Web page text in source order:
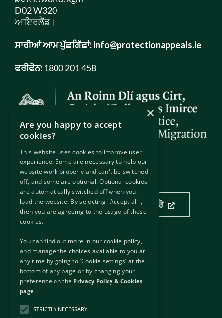
D02 W320
ਆਇਰਲੈਂਡ।
ਸਾਰੀਆਂ ਆਮ ਪੁੱਛਗਿੱਛਾਂ:info@protectionappeals.ie
ਫਰੀਫੋਨ: 1800 201 458
ਸਾਡਾ ਟਿਕਾਣਾ
ਸਾਡਾ ਟਿਕਾਣਾ ਦੇਖਣ ਲਈ ਏਥੇ ਕਲਿੱਕ ਕਰੋ
ਫਾਇਦੇਮੰਦ ਲਿੰਕ
ਬਾਹਰੀ ਲਿੰਕ
ਬੇਦਾਅਵਾ
ਪਰਦੇਦਾਰੀ ਨੀਤੀ ਅਤੇ ਕੂਕੀਜ਼
ਕਾਪੀਰਾਈਟ
×
Are you happy to accept
cookies?
This website uses cookies to improve user
experience. Some are necessary to help our
website work properly and can't be switched
off, and some are optional. Optional cookies
are automatically switched off when you
load the website. By selecting "Accept all",
then you are agreeing to the usage of these
cookies.
You can find out more in our cookie policy,
and manage the choices available to you at
any time by going to ‘Cookie settings’ at the
bottom of any page or by changing your
preference on the Privacy Policy & Cookies
page
STRICTLY NECESSARY